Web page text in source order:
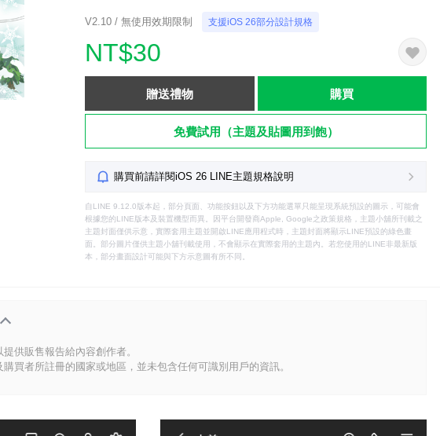
V2.10 / 無使用效期限制 支援iOS 26部分設計規格
NT$30
贈送禮物 購買
免費試用（主題及貼圖用到飽）
購買前請詳閱iOS 26 LINE主題規格說明
自LINE 9.12.0版本起，部分頁面、功能按鈕以及下方功能選單只能呈現系統預設的圖示，可能會
根據您的LINE版本及裝置機型而異。因平台開發商Apple, Google之政策規格，主題小舖所刊載之
主題封面僅供示意，實際套用主題並開啟LINE應用程式時，主題封面將顯示LINE預設的綠色畫
面。部分圖片僅供主題小舖刊載使用，不會顯示在實際套用的主題內。若您使用的LINE非最新版
本，部分畫面設計可能與下方示意圖有所不同。
供販售報告給內容創作者。
買者所註冊的國家或地區，並未包含任何可識別用戶的資訊。